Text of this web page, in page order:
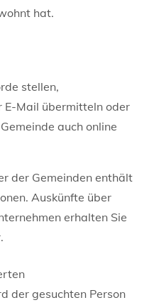
hat.
stellen,
E-Mail übermitteln oder
auch online
der Gemeinden enthält
Auskünfte über
erhalten Sie
der gesuchten Person